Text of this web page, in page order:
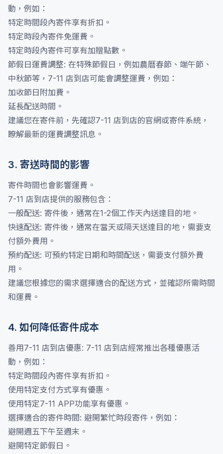
動，例如：
特定時間段內寄件享有折扣。
特定時段內寄件免運費。
特定時段內寄件可享有加贈點數。
節假日運費調整: 在特殊節假日，例如農曆春節、端午節、
中秋節等，7-11 店到店可能會調整運費，例如：
加收節日附加費。
延長配送時間。
建議您在寄件前，先確認7-11 店到店的官網或寄件系統，
瞭解最新的運費調整訊息。
3. 寄送時間的影響
寄件時間也會影響運費。
7-11 店到店提供的服務包含：
一般配送: 寄件後，通常在1-2個工作天內送達目的地。
快速配送: 寄件後，通常在當天或隔天送達目的地，需要支
付額外費用。
預約配送: 可預約特定日期和時間配送，需要支付額外費
用。
建議您根據您的需求選擇適合的配送方式，並確認所需時間
和運費。
4. 如何降低寄件成本
善用7-11 店到店優惠: 7-11 店到店經常推出各種優惠活
動，例如：
特定時間段內寄件享有折扣。
使用特定支付方式享有優惠。
使用特定7-11 APP功能享有優惠。
選擇適合的寄件時間: 避開繁忙時段寄件，例如：
避開週五下午至週末。
避開特定節假日。